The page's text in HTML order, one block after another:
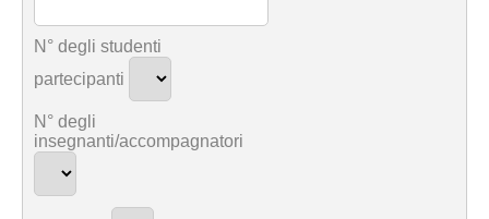
N° degli studenti
partecipanti
N° degli
insegnanti/accompagnatori